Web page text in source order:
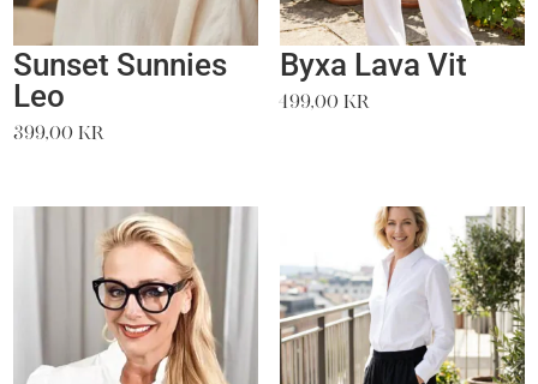
Sunset Sunnies
Leo
399,00kr
Byxa Lava Vit
499,00 kr